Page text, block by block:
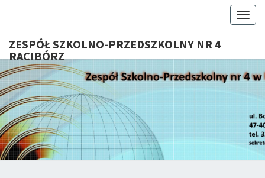
ZESPÓŁ SZKOLNO-PRZEDSZKOLNY NR 4
RACIBÓRZ
Serdecznie
Witamy Na
Stronie
Internetowej
ZSP Nr 4 W
Raciborzu